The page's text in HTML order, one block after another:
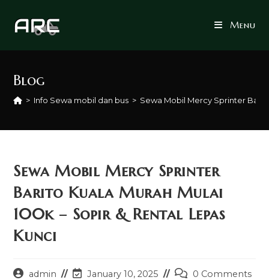
Menu
Blog
> Info Sewa mobil dan bus > Sewa Mobil Mercy Sprinter
Sewa Mobil Mercy Sprinter
Barito Kuala Murah Mulai
100k – Sopir & Rental Lepas
Kunci
Postadmin
PostJanuary 10, 2025
Post0 Comments